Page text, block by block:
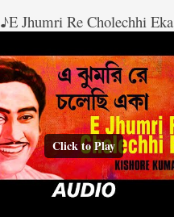
♪E Jhumri Re Cholechhi Eka
Click to Play